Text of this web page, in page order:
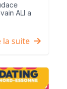
ALI a
la suite